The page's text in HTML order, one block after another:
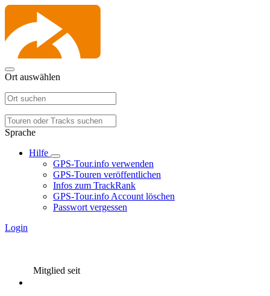
Ort auswählen
Sprache
Hilfe
GPS-Tour.info verwenden
GPS-Touren veröffentlichen
Infos zum TrackRank
GPS-Tour.info Account löschen
Passwort vergessen
Login
Mitglied seit